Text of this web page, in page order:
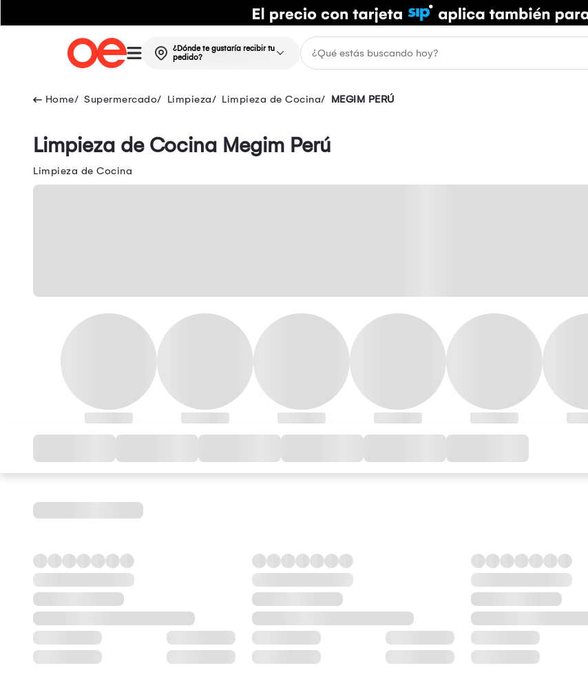
¿Dónde te gustaría recibir tu
pedido?
Supermercado Limpieza Limpieza de Cocina MEGIM PERÚ
Limpieza de Cocina Megim Perú
Limpieza de Cocina